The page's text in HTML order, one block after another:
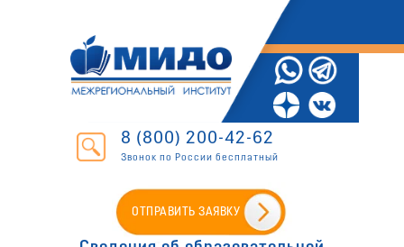
8 (800) 200-42-62
Звонок по России бесплатный
ОТПРАВИТЬ ЗАЯВКУ